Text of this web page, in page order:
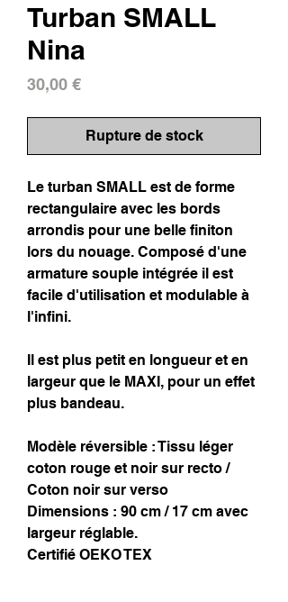
Turban SMALL
Nina
30,00 €Prix
Rupture de stock
Le turban SMALL est de forme
rectangulaire avec les bords
arrondis pour une belle finiton
lors du nouage. Composé d'une
armature souple intégrée il est
facile d'utilisation et modulable à
l'infini.
Il est plus petit en longueur et en
largeur que le MAXI, pour un effet
plus bandeau.
Modèle réversible : Tissu léger
coton rouge et noir sur recto /
Coton noir sur verso
Dimensions : 90 cm / 17 cm avec
largeur réglable.
Certifié OEKO TEX